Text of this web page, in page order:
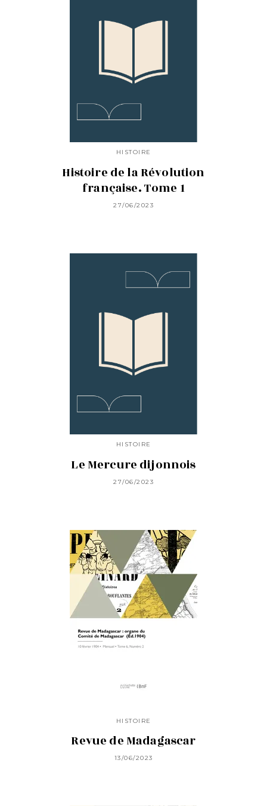
HISTOIRE
Histoire de la Révolution
française. Tome 1
27/06/2023
HISTOIRE
Le Mercure dijonnois
27/06/2023
HISTOIRE
Revue de Madagascar
13/06/2023